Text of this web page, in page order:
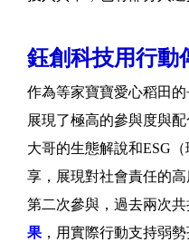
鈺創科技用行動
作為等家寶寶愛心稻田
展現了極高的參與度與
大哥的生態解說和ESG
享，展現對社會責任的
第二次參與，過去兩次共
果 ，用實際行動支持弱勢